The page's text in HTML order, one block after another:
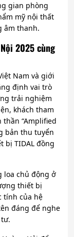
gian phòng
mỹ nội thất
âm thanh.
2025 cùng
Nam và giới
định vai trò
trải nghiệm
khách tham
“Amplified
bản thu tuyển
bị TIDAL đồng
loa chủ động ở
thiết bị
tính của hệ
đáng để nghe